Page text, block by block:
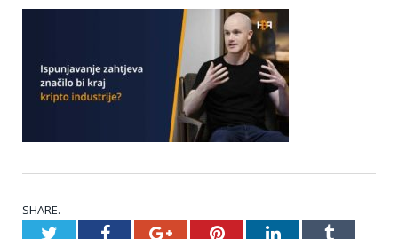
SHARE.
TwitterFacebookGoogle+PinterestLinkedInTumblr